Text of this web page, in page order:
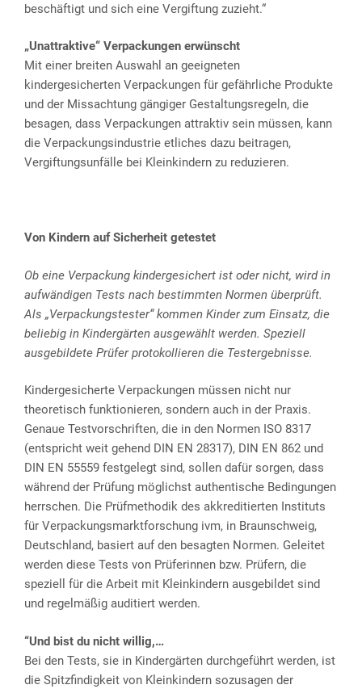
beschäftigt und sich eine Vergiftung zuzieht.“
„Unattraktive“ Verpackungen erwünscht
Mit einer breiten Auswahl an geeigneten
kindergesicherten Verpackungen für gefährliche Produkte
und der Missachtung gängiger Gestaltungsregeln, die
besagen, dass Verpackungen attraktiv sein müssen, kann
die Verpackungsindustrie etliches dazu beitragen,
Vergiftungsunfälle bei Kleinkindern zu reduzieren.
Von Kindern auf Sicherheit getestet
Ob eine Verpackung kindergesichert ist oder nicht, wird in
aufwändigen Tests nach bestimmten Normen überprüft.
Als „Verpackungstester“ kommen Kinder zum Einsatz, die
beliebig in Kindergärten ausgewählt werden. Speziell
ausgebildete Prüfer protokollieren die Testergebnisse.
Kindergesicherte Verpackungen müssen nicht nur
theoretisch funktionieren, sondern auch in der Praxis.
Genaue Testvorschriften, die in den Normen ISO 8317
(entspricht weit gehend DIN EN 28317), DIN EN 862 und
DIN EN 55559 festgelegt sind, sollen dafür sorgen, dass
während der Prüfung möglichst authentische Bedingungen
herrschen. Die Prüfmethodik des akkreditierten Instituts
für Verpackungsmarktforschung ivm, in Braunschweig,
Deutschland, basiert auf den besagten Normen. Geleitet
werden diese Tests von Prüferinnen bzw. Prüfern, die
speziell für die Arbeit mit Kleinkindern ausgebildet sind
und regelmäßig auditiert werden.
“Und bist du nicht willig,…
Bei den Tests, sie in Kindergärten durchgeführt werden, ist
die Spitzfindigkeit von Kleinkindern sozusagen der